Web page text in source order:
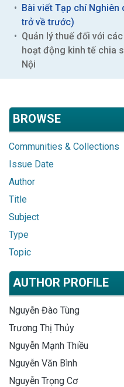
Bài viết Tạp chí Nghiên
trở về trước)
Quản lý thuế đối với
hoạt động kinh tế chia
Nội
BROWSE
Communities & Collections
Issue Date
Author
Title
Subject
Type
Topic
AUTHOR PROFILE
Nguyễn Đào Tùng
Trương Thị Thủy
Nguyễn Mạnh Thiều
Nguyễn Văn Bình
Nguyễn Trọng Cơ